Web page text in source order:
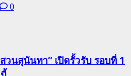
0
วนสุนันทา” เปิดรั้วรับ รอบที่ 1